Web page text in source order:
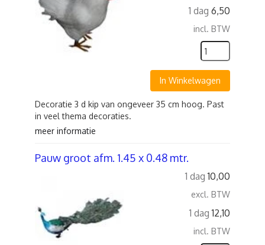
1 dag 6,50
incl. BTW
In Winkelwagen
Decoratie 3 d kip van ongeveer 35 cm hoog. Past
in veel thema decoraties.
meer informatie
Pauw groot afm. 1.45 x 0.48 mtr.
1 dag 10,00
excl. BTW
1 dag 12,10
incl. BTW